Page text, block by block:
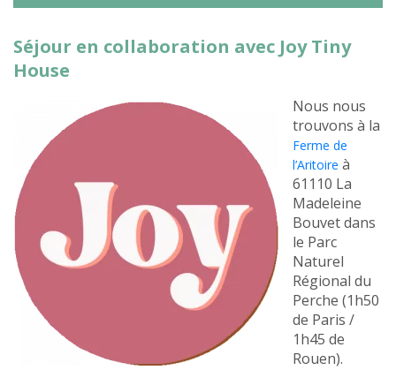
Séjour en collaboration avec Joy Tiny
House
Nous nous
trouvons à la
Ferme de
l’Aritoire à
61110 La
Madeleine
Bouvet dans
le Parc
Naturel
Régional du
Perche (1h50
de Paris /
1h45 de
Rouen).